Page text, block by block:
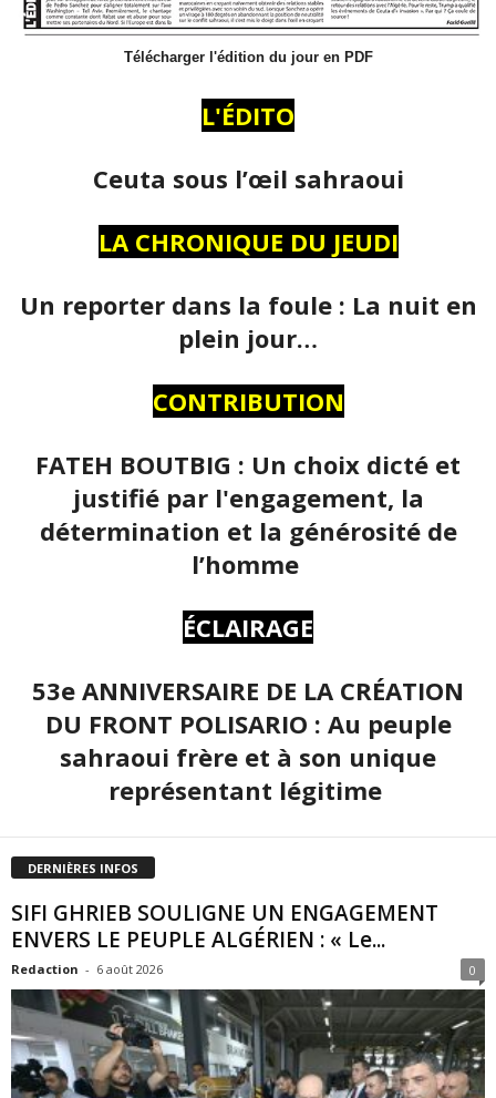
Télécharger l'édition du jour en PDF
L'ÉDITO
Ceuta sous l’œil sahraoui
LA CHRONIQUE DU JEUDI
Un reporter dans la foule : La nuit en
plein jour…
CONTRIBUTION
FATEH BOUTBIG : Un choix dicté et
justifié par l'engagement, la
détermination et la générosité de
l’homme
ÉCLAIRAGE
53e ANNIVERSAIRE DE LA CRÉATION
DU FRONT POLISARIO : Au peuple
sahraoui frère et à son unique
représentant légitime
DERNIÈRES INFOS
SIFI GHRIEB SOULIGNE UN ENGAGEMENT
ENVERS LE PEUPLE ALGÉRIEN : « Le...
Redaction - 6 août 2026 0